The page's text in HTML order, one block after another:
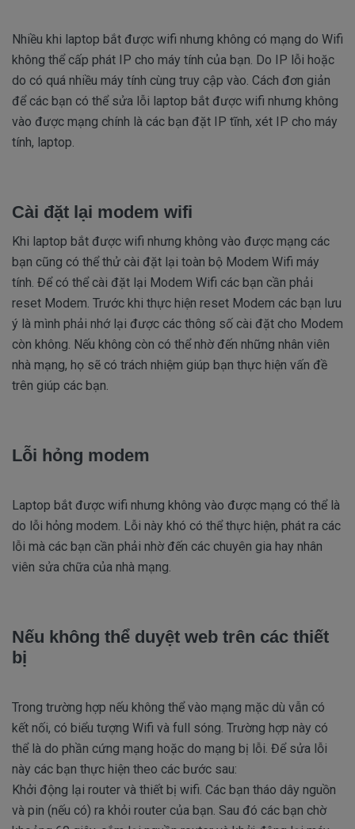
Nhiều khi laptop bắt được wifi nhưng không có mạng do Wifi
không thể cấp phát IP cho máy tính của bạn. Do IP lỗi hoặc
do có quá nhiều máy tính cùng truy cập vào. Cách đơn giản
để các bạn có thể sửa lỗi laptop bắt được wifi nhưng không
vào được mạng chính là các bạn đặt IP tĩnh, xét IP cho máy
tính, laptop.
Cài đặt lại modem wifi
Khi laptop bắt được wifi nhưng không vào được mạng các
bạn cũng có thể thử cài đặt lại toàn bộ Modem Wifi máy
tính. Để có thể cài đặt lại Modem Wifi các bạn cần phải
reset Modem. Trước khi thực hiện reset Modem các bạn lưu
ý là mình phải nhớ lại được các thông số cài đặt cho Modem
còn không. Nếu không còn có thể nhờ đến những nhân viên
nhà mạng, họ sẽ có trách nhiệm giúp bạn thực hiện vấn đề
trên giúp các bạn.
Lỗi hỏng modem
Laptop bắt được wifi nhưng không vào được mạng có thể là
do lỗi hỏng modem. Lỗi này khó có thể thực hiện, phát ra các
lỗi mà các bạn cần phải nhờ đến các chuyên gia hay nhân
viên sửa chữa của nhà mạng.
Nếu không thể duyệt web trên các thiết
bị
Trong trường hợp nếu không thể vào mạng mặc dù vẫn có
kết nối, có biểu tượng Wifi và full sóng. Trường hợp này có
thể là do phần cứng mạng hoặc do mạng bị lỗi. Để sửa lỗi
này các bạn thực hiện theo các bước sau:
Khởi động lại router và thiết bị wifi. Các bạn tháo dây nguồn
và pin (nếu có) ra khỏi router của bạn. Sau đó các bạn chờ